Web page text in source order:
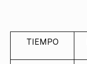
TIEMPO